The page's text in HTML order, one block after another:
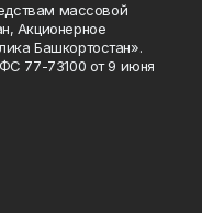
массовой
Акционерное
Башкортостан».
77-73100 от 9 июня